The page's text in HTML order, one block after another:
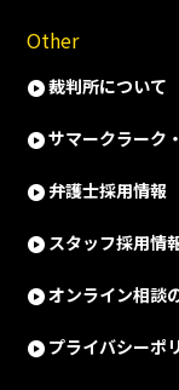
Other
裁判所について
サマークラーク
弁護士採用情報
スタッフ採用情
オンライン相談
プライバシーポ